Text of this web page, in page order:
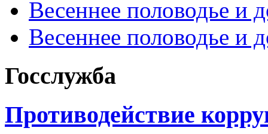
Весеннее половодье и
Весеннее половодье и
Госслужба
Противодействие